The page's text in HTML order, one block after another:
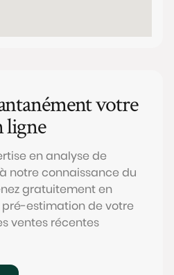
votre
ligne
en analyse de
notre connaissance du
gratuitement en
estimation de votre
ventes récentes